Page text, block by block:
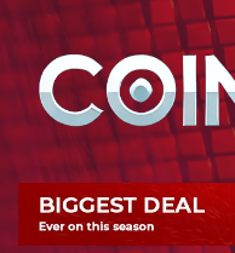
Skip
content